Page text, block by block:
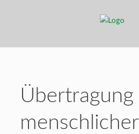
Übertragung
menschlicher